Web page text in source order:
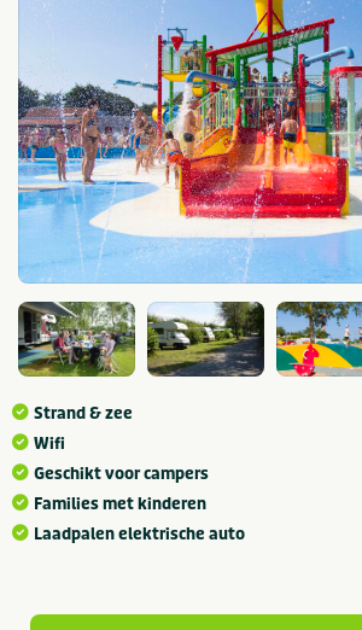
Strand & zee
Wifi
Geschikt voor campers
Families met kinderen
Laadpalen elektrische auto